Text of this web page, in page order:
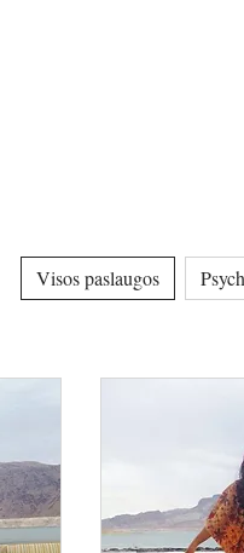
Visos paslaugos